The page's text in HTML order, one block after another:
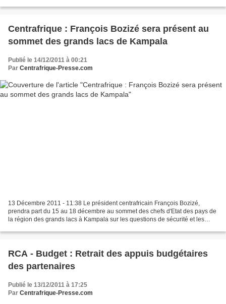
Centrafrique : François Bozizé sera présent au
sommet des grands lacs de Kampala
Publié le 14/12/2011 à 00:21
Par Centrafrique-Presse.com
13 Décembre 2011 - 11:38 Le président centrafricain François Bozizé,
prendra part du 15 au 18 décembre au sommet des chefs d'Etat des pays de
la région des grands lacs à Kampala sur les questions de sécurité et les
RCA - Budget : Retrait des appuis budgétaires
des partenaires
Publié le 13/12/2011 à 17:25
Par Centrafrique-Presse.com